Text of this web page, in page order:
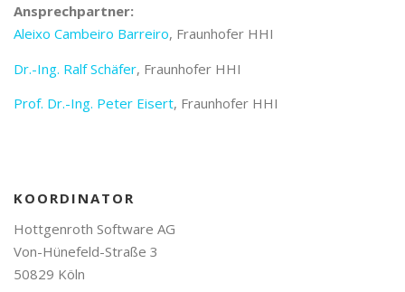
Ansprechpartner:
Aleixo Cambeiro Barreiro, Fraunhofer HHI
Dr.-Ing. Ralf Schäfer, Fraunhofer HHI
Prof. Dr.-Ing. Peter Eisert, Fraunhofer HHI
KOORDINATOR
Hottgenroth Software AG
Von-Hünefeld-Straße 3
50829 Köln